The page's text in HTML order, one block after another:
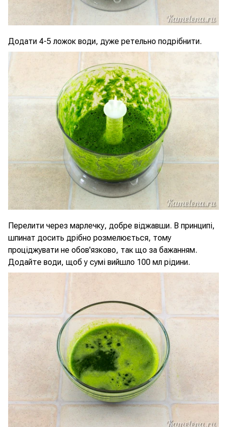
Додати 4-5 ложок води, дуже ретельно подрібнити.
Перелити через марлечку, добре віджавши. В принципі,
шпинат досить дрібно розмелюється, тому
проціджувати не обов'язково, так що за бажанням.
Додайте води, щоб у сумі вийшло 100 мл рідини.